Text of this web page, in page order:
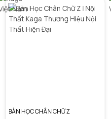
BÀN HỌC CHÂN CHỮ Z